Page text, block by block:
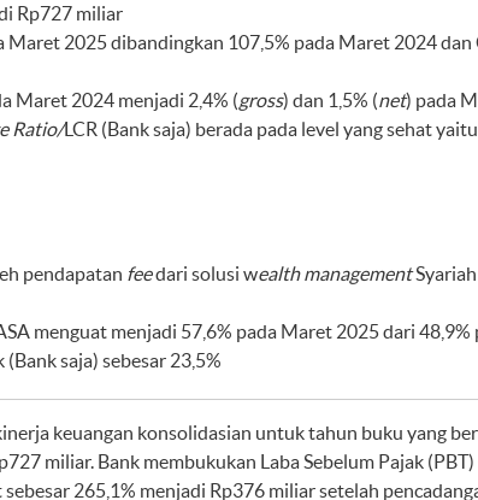
Rp727 miliar
2025 dibandingkan 107,5% pada Maret 2024
Maret 2024 menjadi 2,4% (gross) dan 1,5% (net) pada
Ratio/LCR (Bank saja) berada pada level yang sehat
pendapatan feedari solusi wealth management
menguat menjadi 57,6% pada Maret 2025 dari
saja) sebesar 23,5%
keuangan konsolidasian untuk tahun buku yang
miliar. Bank membukukan Laba Sebelum Pajak
265,1% menjadi Rp376 miliar setelah